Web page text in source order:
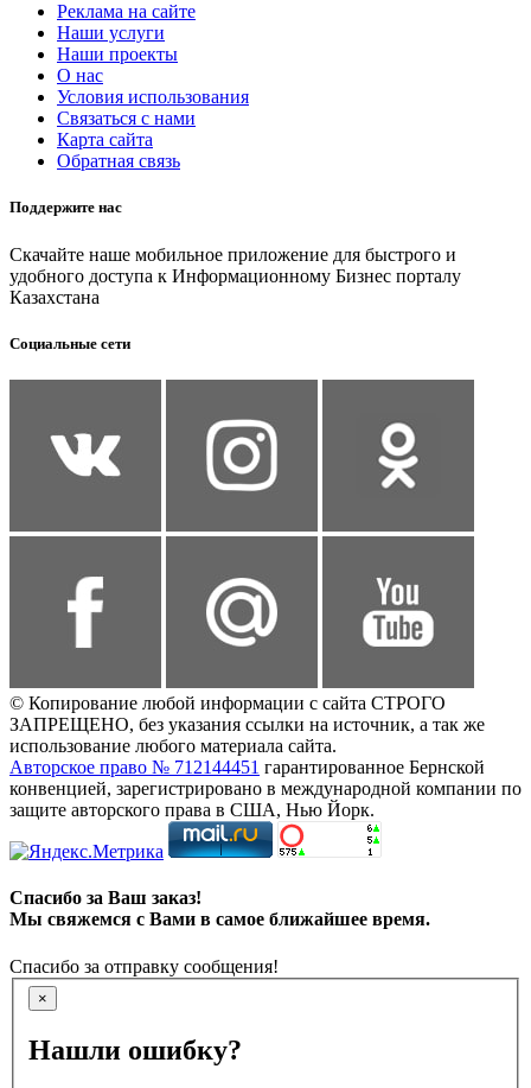
Реклама на сайте
Наши услуги
Наши проекты
О нас
Условия использования
Связаться с нами
Карта сайта
Обратная связь
Поддержите нас
Скачайте наше мобильное приложение для быстрого и
удобного доступа к Информационному Бизнес порталу
Казахстана
Социальные сети
© Копирование любой информации с сайта СТРОГО
ЗАПРЕЩЕНО, без указания ссылки на источник, а так же
использование любого материала сайта.
Авторское право № 712144451 гарантированное Бернской
конвенцией, зарегистрировано в международной компании по
защите авторского права в США, Нью Йорк.
Спасибо за Ваш заказ!
Мы свяжемся с Вами в самое ближайшее время.
Спасибо за отправку сообщения!
×
Нашли ошибку?